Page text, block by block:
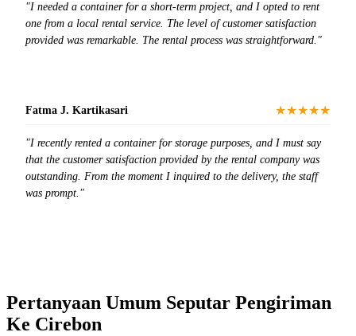
"I needed a container for a short-term project, and I opted to rent
one from a local rental service. The level of customer satisfaction
provided was remarkable. The rental process was straightforward."
Fatma J. Kartikasari ★★★★★
"I recently rented a container for storage purposes, and I must say
that the customer satisfaction provided by the rental company was
outstanding. From the moment I inquired to the delivery, the staff
was prompt."
Pertanyaan Umum Seputar Pengiriman
Ke Cirebon